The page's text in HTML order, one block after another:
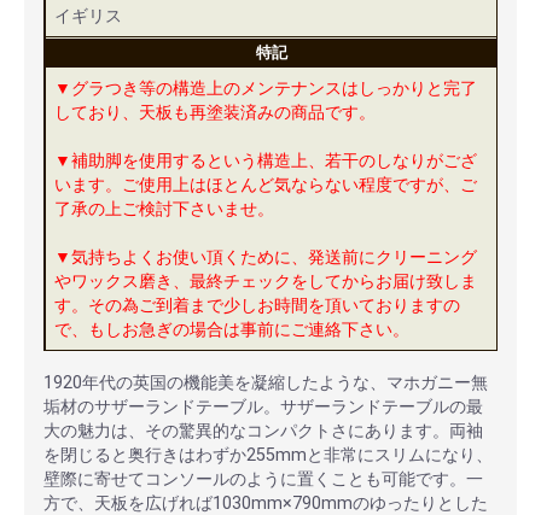
イギリス
特記
▼グラつき等の構造上のメンテナンスはしっかりと完了
しており、天板も再塗装済みの商品です。
▼補助脚を使用するという構造上、若干のしなりがござ
います。ご使用上はほとんど気ならない程度ですが、ご
了承の上ご検討下さいませ。
▼気持ちよくお使い頂くために、発送前にクリーニング
やワックス磨き、最終チェックをしてからお届け致しま
す。その為ご到着まで少しお時間を頂いておりますの
で、もしお急ぎの場合は事前にご連絡下さい。
1920年代の英国の機能美を凝縮したような、マホガニー無
垢材のサザーランドテーブル。サザーランドテーブルの最
大の魅力は、その驚異的なコンパクトさにあります。両袖
を閉じると奥行きはわずか255mmと非常にスリムになり、
壁際に寄せてコンソールのように置くことも可能です。一
方で、天板を広げれば1030mm×790mmのゆったりとした